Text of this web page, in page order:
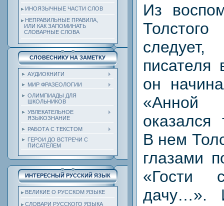
ИНОЯЗЫЧНЫЕ ЧАСТИ СЛОВ
НЕПРАВИЛЬНЫЕ ПРАВИЛА,
ИЛИ КАК ЗАПОМИНАТЬ
СЛОВАРНЫЕ СЛОВА
СЛОВЕСНИКУ НА ЗАМЕТКУ
АУДИОКНИГИ
МИР ФРАЗЕОЛОГИИ
ОЛИМПИАДЫ ДЛЯ
ШКОЛЬНИКОВ
УВЛЕКАТЕЛЬНОЕ
ЯЗЫКОЗНАНИЕ
РАБОТА С ТЕКСТОМ
ГЕРОИ ДО ВСТРЕЧИ С
ПИСАТЕЛЕМ
ИНТЕРЕСНЫЙ РУССКИЙ ЯЗЫК
ВЕЛИКИЕ О РУССКОМ ЯЗЫКЕ
СЛОВАРИ РУССКОГО ЯЗЫКА
Из
писателя
он
«Анной
В нем
глазами
«Гости
дачу…».